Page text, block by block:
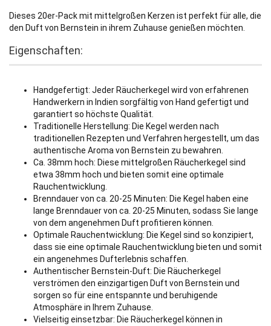
Dieses 20er-Pack mit mittelgroßen Kerzen ist perfekt für alle, die
den Duft von Bernstein in ihrem Zuhause genießen möchten.
Eigenschaften:
Handgefertigt: Jeder Räucherkegel wird von erfahrenen
Handwerkern in Indien sorgfältig von Hand gefertigt und
garantiert so höchste Qualität.
Traditionelle Herstellung: Die Kegel werden nach
traditionellen Rezepten und Verfahren hergestellt, um das
authentische Aroma von Bernstein zu bewahren.
Ca. 38mm hoch: Diese mittelgroßen Räucherkegel sind
etwa 38mm hoch und bieten somit eine optimale
Rauchentwicklung.
Brenndauer von ca. 20-25 Minuten: Die Kegel haben eine
lange Brenndauer von ca. 20-25 Minuten, sodass Sie lange
von dem angenehmen Duft profitieren können.
Optimale Rauchentwicklung: Die Kegel sind so konzipiert,
dass sie eine optimale Rauchentwicklung bieten und somit
ein angenehmes Dufterlebnis schaffen.
Authentischer Bernstein-Duft: Die Räucherkegel
verströmen den einzigartigen Duft von Bernstein und
sorgen so für eine entspannte und beruhigende
Atmosphäre in Ihrem Zuhause.
Vielseitig einsetzbar: Die Räucherkegel können in